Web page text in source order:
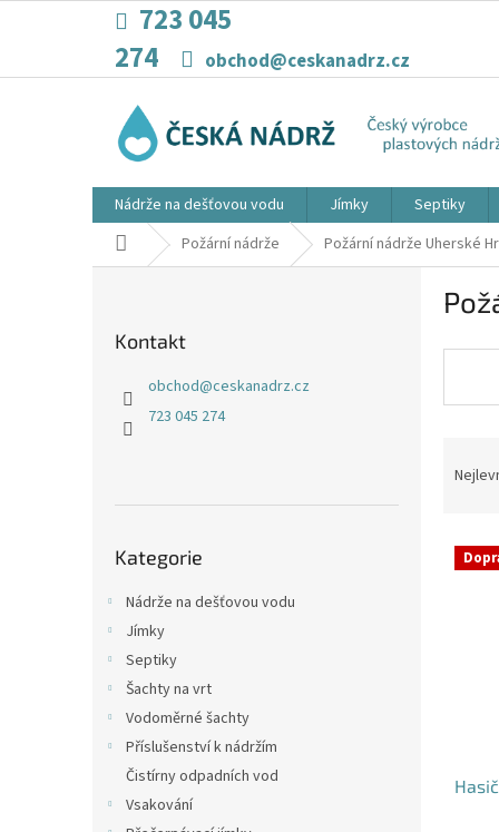
723 045
274
obchod@ceskanadrz.cz
Nádrže na dešťovou vodu Jímky Septiky
Domů Požární nádrže Požární nádrže Uherské
Kontakt
obchod@ceskanadrz.cz
723 045 274
kategorie
Kategorie
Nádrže na dešťovou vodu
Jímky
Septiky
Šachty na vrt
Vodoměrné šachty
Příslušenství k nádržím
Čistírny odpadních vod
Vsakování
nV